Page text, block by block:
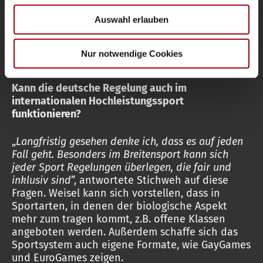
soziale Medien, Werbung und Analysen weiter. Unsere
Partner führen diese Informationen möglicherweise mit
weiteren Daten zusammen, die Sie ihnen bereitgestellt
haben oder die sie im Rahmen Ihrer Nutzung der Dienste
Auswahl erlauben
Nur notwendige Cookies
in Austauschprozessen mit dem DOSB, der
Deutschen Sportjugend und dem Queer-
Beauftragten der Bundesregierung. Viele
Verbände, die noch keine Regelung haben,
wenden sich an den DHB.
Kann die deutsche Regelung auch im
internationalen Hochleistungssport
funktionieren?
„Langfristig gesehen denke ich, dass es auf jeden
Fall geht. Besonders im Breitensport kann sich
jeder Sport Regelungen überlegen, die fair und
inklusiv sind”, antwortete Stichweh auf diese
Fragen. Weisel kann sich vorstellen, dass in
Sportarten, in denen der biologische Aspekt
mehr zum tragen kommt, z.B. offene Klassen
angeboten werden. Außerdem schaffe sich das
Sportsystem auch eigene Formate, wie GayGames
und EuroGames zeigen.